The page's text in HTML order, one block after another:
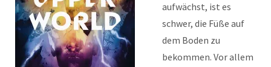
aufwächst, ist es
schwer, die Füße auf
dem Boden zu
bekommen. Vor allem